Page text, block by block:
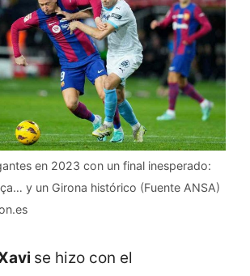
en 2023 con un final inesperado:
y un Girona histórico (Fuente ANSA)
se hizo con el